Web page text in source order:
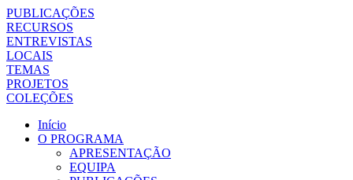
PUBLICAÇÕES
RECURSOS
ENTREVISTAS
LOCAIS
TEMAS
PROJETOS
COLEÇÕES
Início
O PROGRAMA
APRESENTAÇÃO
EQUIPA